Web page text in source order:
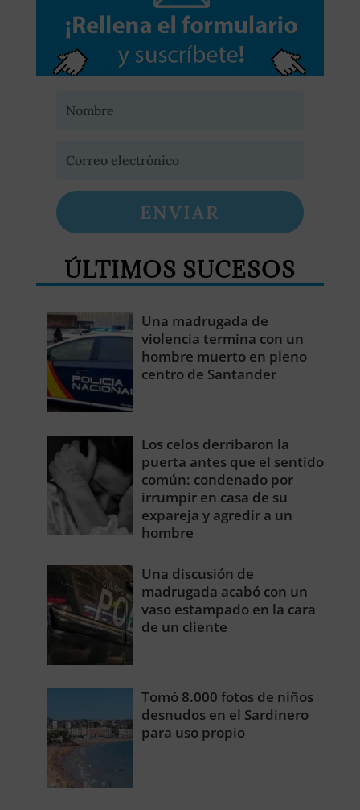
ENVIAR
ÚLTIMOS SUCESOS
Una madrugada de
violencia termina con un
hombre muerto en pleno
centro de Santander
Los celos derribaron la
puerta antes que el sentido
común: condenado por
irrumpir en casa de su
expareja y agredir a un
hombre
Una discusión de
madrugada acabó con un
vaso estampado en la cara
de un cliente
Tomó 8.000 fotos de niños
desnudos en el Sardinero
para uso propio